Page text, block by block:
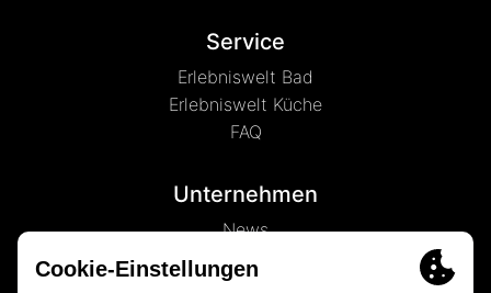
Service
Erlebniswelt Bad
Erlebniswelt Küche
FAQ
Unternehmen
News
Kontakt